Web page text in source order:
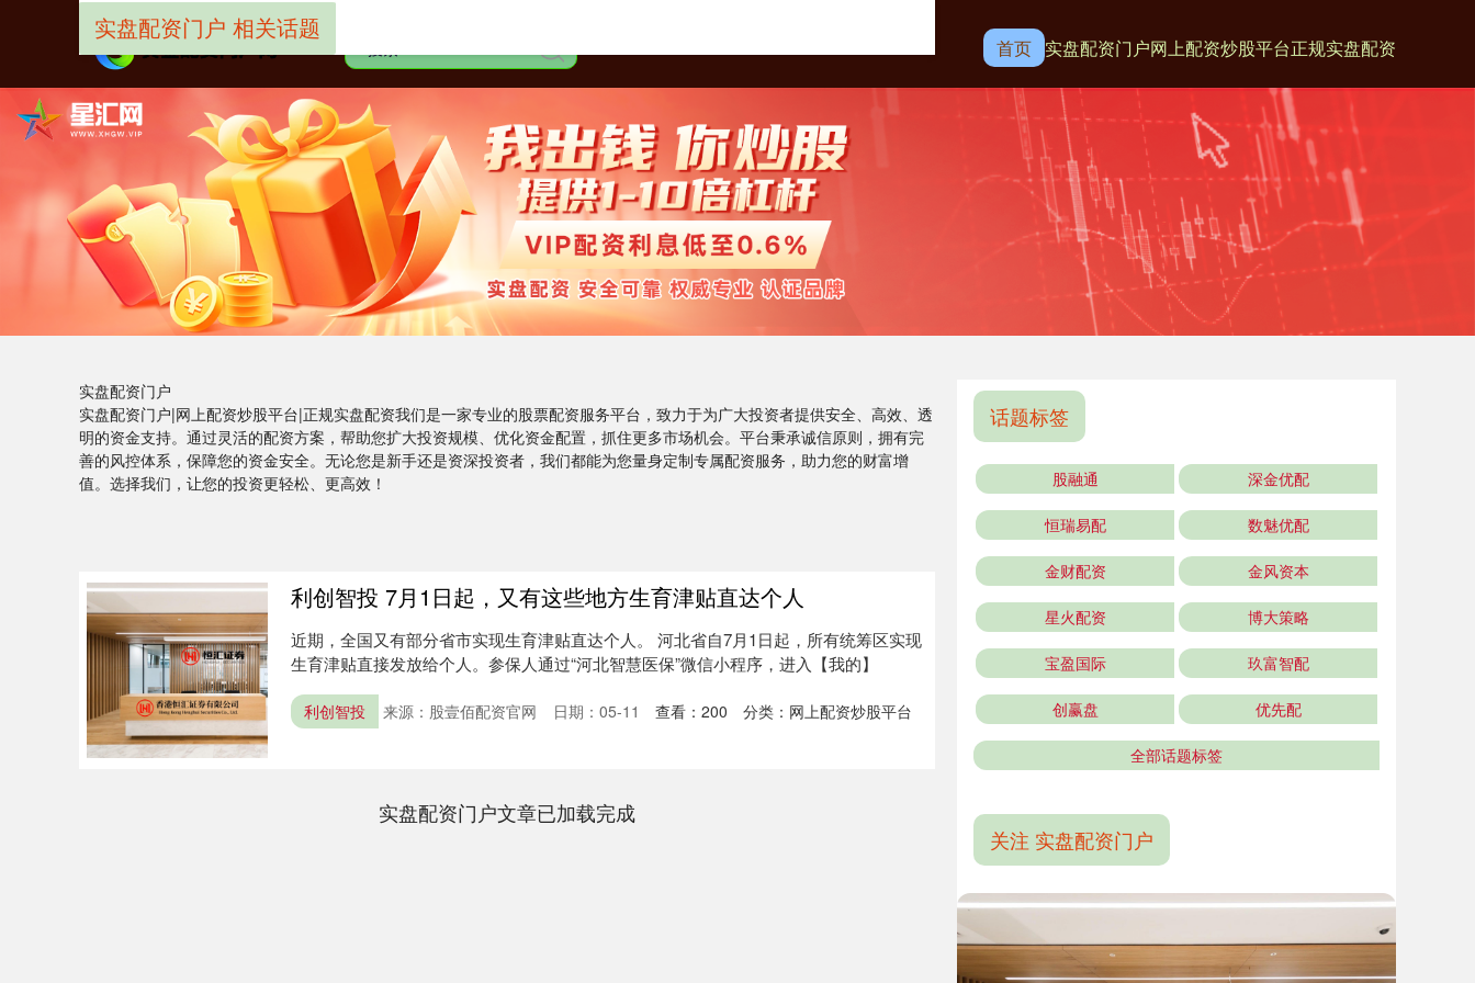
首页 实盘配资门户网上配资炒股平台正规实盘配资
实盘配资门户
实盘配资门户|网上配资炒股平台|正规实盘配资我们是一家专业的股票配资服务平台，致力于为广大投资者提供安全、高效、透
明的资金支持。通过灵活的配资方案，帮助您扩大投资规模、优化资金配置，抓住更多市场机会。平台秉承诚信原则，拥有完
善的风控体系，保障您的资金安全。无论您是新手还是资深投资者，我们都能为您量身定制专属配资服务，助力您的财富增
值。选择我们，让您的投资更轻松、更高效！
实盘配资门户 相关话题
利创智投 7月1日起，又有这些地方生育津贴直达个人
近期，全国又有部分省市实现生育津贴直达个人。 河北省自7月1日起，所有统筹区实现
生育津贴直接发放给个人。参保人通过“河北智慧医保”微信小程序，进入【我的】
利创智投 来源：股壹佰配资官网 日期：05-11 查看： 200 分类： 网上配资炒股平台
实盘配资门户文章已加载完成
话题标签
股融通 深金优配
恒瑞易配 数魅优配
金财配资 金风资本
星火配资 博大策略
宝盈国际 玖富智配
创赢盘 优先配
全部话题标签
关注 实盘配资门户